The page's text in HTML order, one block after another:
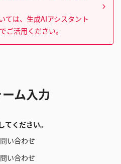
ては、生成AIアシスタント
ご活用ください。
ム入力
ください。
い合わせ
い合わせ